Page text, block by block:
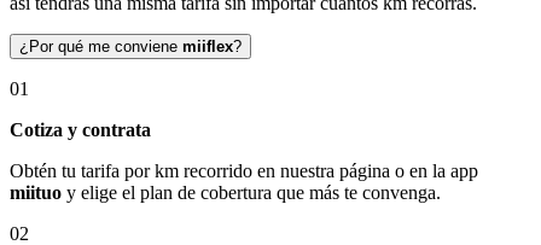
¿Por qué me conviene miiflex?
01
Cotiza y contrata
Obtén tu tarifa por km recorrido en nuestra página o en la app
miituo y elige el plan de cobertura que más te convenga.
02